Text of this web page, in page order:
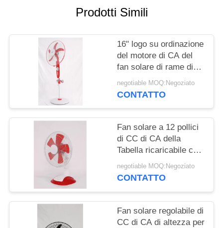
Prodotti Simili
16" logo su ordinazione
del motore di CA del
fan solare di rame di
negotiable MOQ:Negoziato
CONTATTO
Fan solare a 12 pollici
di CC di CA della
Tabella ricaricabile con
la batteria
negotiable MOQ:Negoziato
CONTATTO
Fan solare regolabile di
CC di CA di altezza per